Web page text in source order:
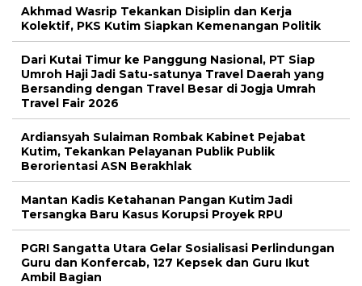
Akhmad Wasrip Tekankan Disiplin dan Kerja
Kolektif, PKS Kutim Siapkan Kemenangan Politik
Dari Kutai Timur ke Panggung Nasional, PT Siap
Umroh Haji Jadi Satu-satunya Travel Daerah yang
Bersanding dengan Travel Besar di Jogja Umrah
Travel Fair 2026
Ardiansyah Sulaiman Rombak Kabinet Pejabat
Kutim, Tekankan Pelayanan Publik Publik
Berorientasi ASN Berakhlak
Mantan Kadis Ketahanan Pangan Kutim Jadi
Tersangka Baru Kasus Korupsi Proyek RPU
PGRI Sangatta Utara Gelar Sosialisasi Perlindungan
Guru dan Konfercab, 127 Kepsek dan Guru Ikut
Ambil Bagian